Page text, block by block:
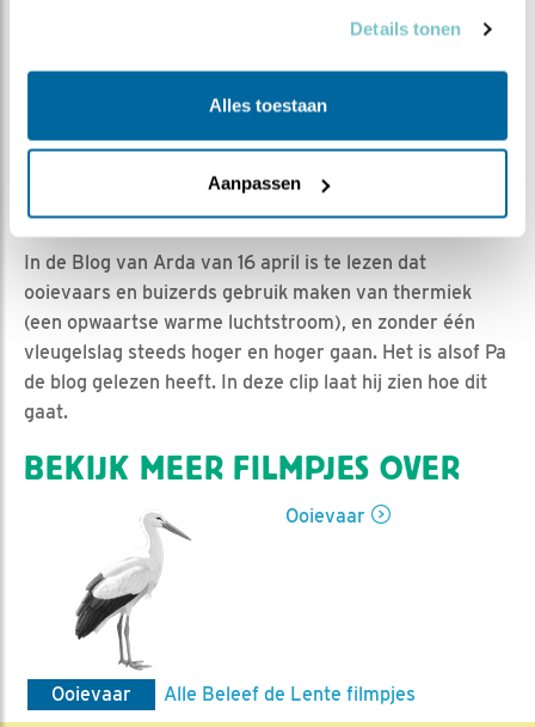
Details tonen
Alles toestaan
Aanpassen
Pa maakt gebruik van
thermiek
Jan-Willem BDL | Geplaatst op 17 april 2020, 13:40 |
Vind ik leuk| Bewaar dit filmpje|
934x
In de Blog van Arda van 16 april is te lezen dat
ooievaars en buizerds gebruik maken van thermiek
(een opwaartse warme luchtstroom), en zonder één
vleugelslag steeds hoger en hoger gaan. Het is alsof Pa
de blog gelezen heeft. In deze clip laat hij zien hoe dit
gaat.
BEKIJK MEER FILMPJES OVER
Ooievaar
Ooievaar Alle Beleef de Lente filmpjes